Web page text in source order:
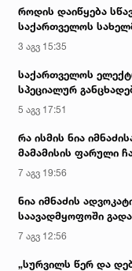
როდის დაიწყება
საქართველოს
კერძო
3 აგვ 15:35
საქართველოს
სპეციალურ
ავრცელებს
5 აგვ 17:51
რა ისმის ნია
მამამისის ფარული
- გიგა ავალიანის
საქმე
7 აგვ 19:56
ნია იმნაძის
საავადმყოფოში
კადრებს ავრცელებს
7 აგვ 12:56
„სურვილს წერ და